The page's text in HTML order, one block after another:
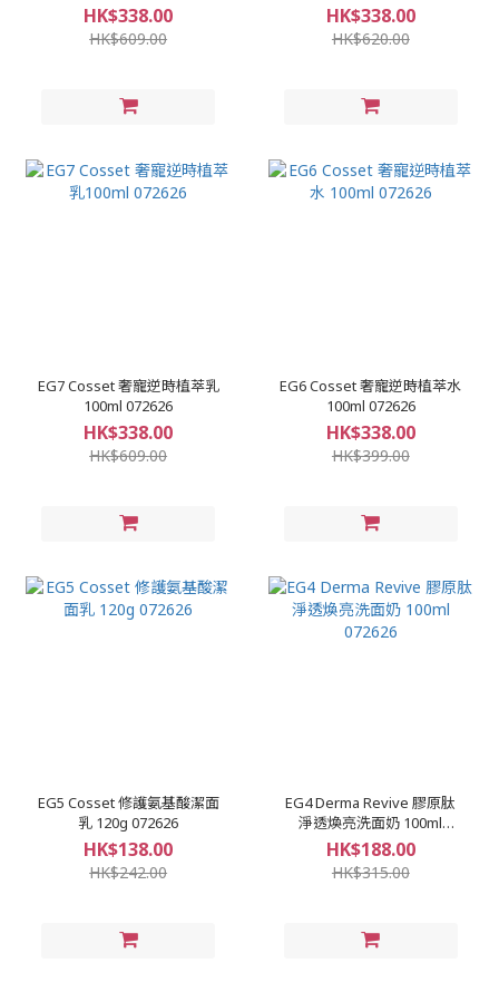
HK$338.00
HK$609.00
HK$338.00
HK$620.00
EG7 Cosset 奢寵逆時植萃乳
100ml 072626
HK$338.00
HK$609.00
EG6 Cosset 奢寵逆時植萃水
100ml 072626
HK$338.00
HK$399.00
EG5 Cosset 修護氨基酸潔面
乳 120g 072626
HK$138.00
HK$242.00
EG4 Derma Revive 膠原肽
淨透煥亮洗面奶 100ml
072626
HK$188.00
HK$315.00